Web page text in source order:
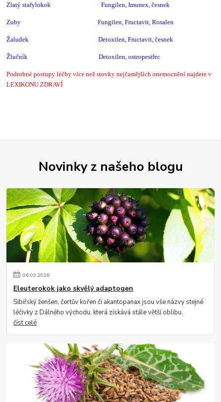
Zlatý stafylokok Fungilen,Imunex, česnek
Zuby Fungilen, Fructavit, Rosalen
Žaludek Detoxilen, Fructavit,česnek
Žlučník Detoxilen, ostropestřec
Podrobné postupy léčby více než stovky nejčastějších onemocnění najdete v
LEXIKONU ZDRAVÍ
Novinky z našeho blogu
06.03.2026
Eleuterokok jako skvělý adaptogen
Sibiřský ženšen, čertův kořen či akantopanax jsou vše názvy stejné
léčivky z Dálného východu, která získává stále větší oblibu.
číst celé